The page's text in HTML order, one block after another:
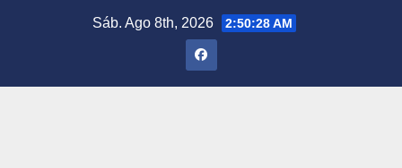
Sáb. Ago 8th, 2026 2:50:29 AM